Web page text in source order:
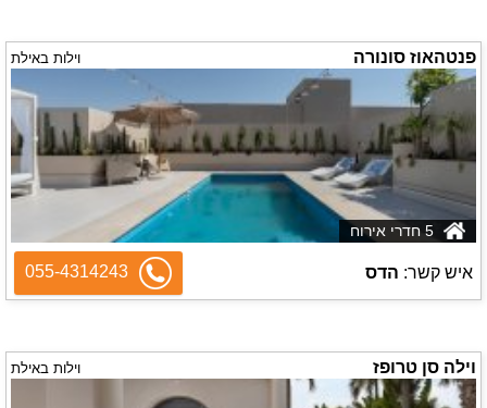
פנטהאוז סונורה וילות באילת
איש קשר: הדס 055-4314243
וילה סן טרופז וילות באילת